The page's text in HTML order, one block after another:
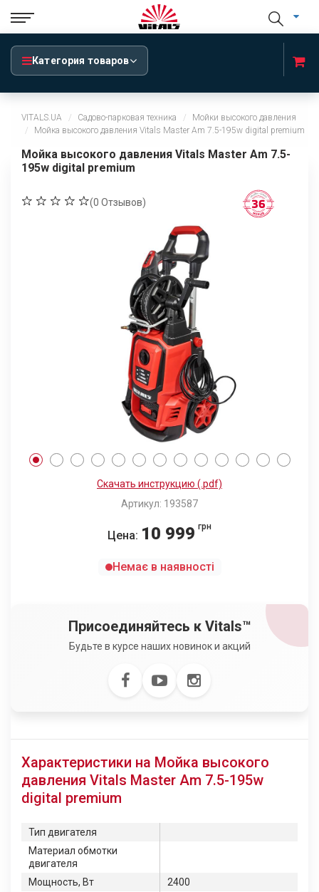
Категория товаров
VITALS.UA Садово-парковая техника
Мойки высокого давления
Мойка высокого давления Vitals Master Am 7.5-195w digital premium
Мойка высокого давления Vitals Master Am 7.5-
195w digital premium
(0 Отзывов)
Скачать инструкцию (.pdf)
Артикул: 193587
Цена: 10 999 грн
Немає в наявності
Присоединяйтесь к Vitals™
Будьте в курсе наших новинок и акций
Характеристики на Мойка высокого
давления Vitals Master Am 7.5-195w
digital premium
Тип двигателя
Материал обмотки
двигателя
Мощность, Вт
2400